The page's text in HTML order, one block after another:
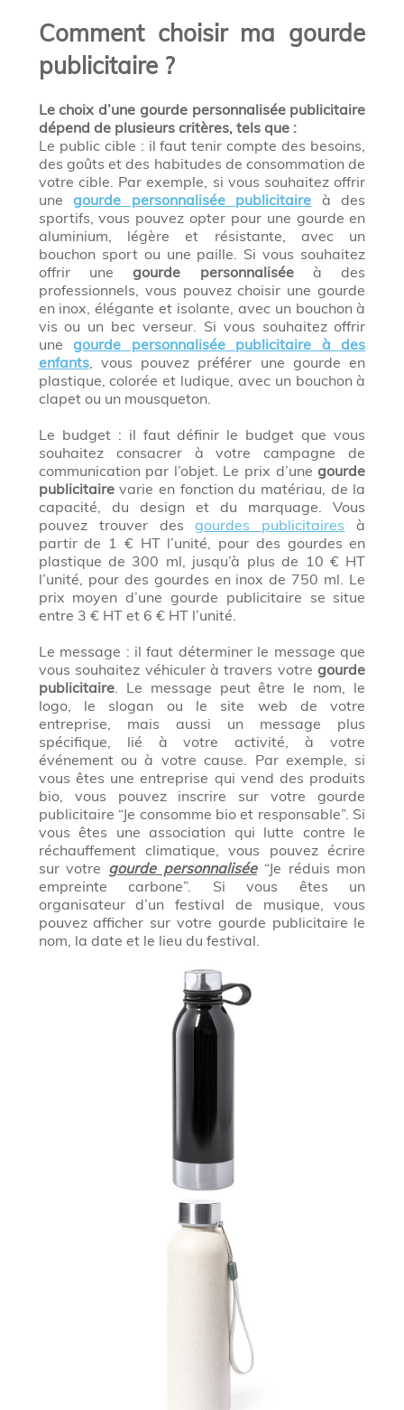
Comment choisir ma gourde
publicitaire ?
Le choix d’une gourde personnalisée publicitaire
dépend de plusieurs critères, tels que :
Le public cible : il faut tenir compte des besoins,
des goûts et des habitudes de consommation de
votre cible. Par exemple, si vous souhaitez offrir
unegourde personnalisée publicitaire à des
sportifs, vous pouvez opter pour une gourde en
aluminium, légère et résistante, avec un
bouchon sport ou une paille. Si vous souhaitez
offrir unegourde personnaliséeà des
professionnels, vous pouvez choisir une gourde
en inox, élégante et isolante, avec un bouchon à
vis ou un bec verseur. Si vous souhaitez offrir
unegourde personnalisée publicitaire à des
enfants, vous pouvez préférer une gourde en
plastique, colorée et ludique, avec un bouchon à
clapet ou un mousqueton.
Le budget : il faut définir le budget que vous
souhaitez consacrer à votre campagne de
communication par l’objet. Le prix d’unegourde
publicitairevarie en fonction du matériau, de la
capacité, du design et du marquage. Vous
pouvez trouver desgourdes publicitaires à
partir de 1 € HT l’unité, pour des gourdes en
plastique de 300 ml, jusqu’à plus de 10 € HT
l’unité, pour des gourdes en inox de 750 ml. Le
prix moyen d’une gourde publicitaire se situe
entre 3 € HT et 6 € HT l’unité.
Le message : il faut déterminer le message que
vous souhaitez véhiculer à travers votregourde
publicitaire. Le message peut être le nom, le
logo, le slogan ou le site web de votre
entreprise, mais aussi un message plus
spécifique, lié à votre activité, à votre
événement ou à votre cause. Par exemple, si
vous êtes une entreprise qui vend des produits
bio, vous pouvez inscrire sur votre gourde
publicitaire “Je consomme bio et responsable”. Si
vous êtes une association qui lutte contre le
réchauffement climatique, vous pouvez écrire
sur votre gourde personnalisée “Je réduis mon
empreinte carbone”. Si vous êtes un
organisateur d’un festival de musique, vous
pouvez afficher sur votre gourde publicitaire le
nom, la date et le lieu du festival.